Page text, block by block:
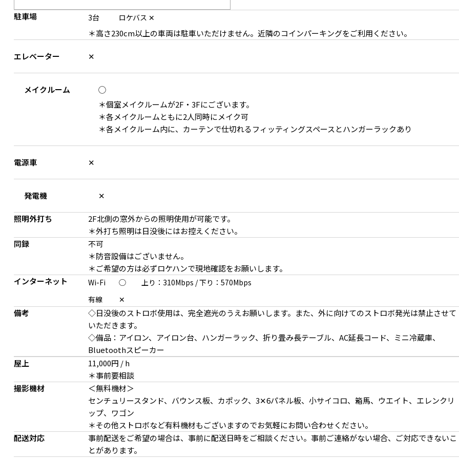
3F 木製の椅子プロップを豊富にご用意
3F 廊下をフレームのように活かす撮影も
4F 調理・食事シーンの繋がりを1フロアで撮影可能
駐車場 3台 ロケバス ✕
＊高さ230cm以上の車両は駐車いただけません。近隣のコインパーキングをご利用ください。
エレベーター ✕
メイクルーム
◯
＊個室メイクルームが2F・3Fにございます。
＊各メイクルームともに2人同時にメイク可
＊各メイクルーム内に、カーテンで仕切れるフィッティングスペースとハンガーラックあり
電源車 ✕
発電機 ✕
照明外打ち
2F北側の窓外からの照明使用が可能です。
＊外打ち照明は日没後にはお控えください。
同録
不可
＊防音設備はございません。
＊ご希望の方は必ずロケハンで現地確認をお願いします。
インターネット
Wi-Fi ◯ 上り：310Mbps /下り：570Mbps
有線
✕
備考
◇⽇没後のストロボ使⽤は、完全遮光のうえお願いします。また、外に向けてのストロボ発光は禁止させて
いただきます。
◇備品：アイロン、アイロン台、ハンガーラック、折り畳み長テーブル、AC延長コード、ミニ冷蔵庫、
Bluetoothスピーカー
屋上
11,000円 / h
＊事前要相談
撮影機材
＜無料機材＞
センチュリースタンド、バウンス板、カポック、3✕6パネル板、小サイコロ、箱馬、ウエイト、エレンクリ
ップ、ワゴン
＊その他ストロボなど有料機材もございますのでお気軽にお問い合わせください。
配送対応
事前配送をご希望の場合は、事前に配送日時をご相談ください。事前ご連絡がない場合、ご対応できないこ
とがあります。